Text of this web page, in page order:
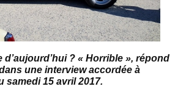
? « Horrible », répond
une interview accordée à
samedi 15 avril 2017.